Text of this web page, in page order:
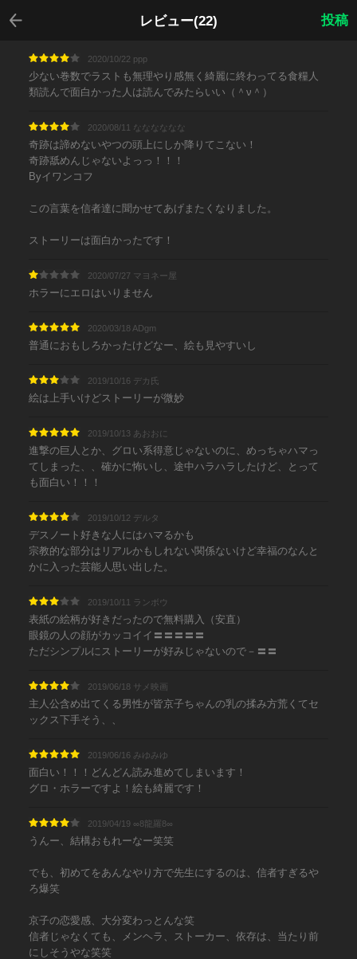
レビュー(22)
戻る
投稿
2020/10/22 ppp
少ない巻数でラストも無理やり感無く綺麗に終わってる食糧人
類読んで面白かった人は読んでみたらいい（＾ν＾）
2020/08/11 なななななな
奇跡は諦めないやつの頭上にしか降りてこない！
奇跡舐めんじゃないよっっ！！！
Byイワンコフ
この言葉を信者達に聞かせてあげまたくなりました。
ストーリーは面白かったです！
2020/07/27 マヨネー屋
ホラーにエロはいりません
2020/03/18 ADgm
普通におもしろかったけどなー、絵も見やすいし
2019/10/16 デカ氏
絵は上手いけどストーリーが微妙
2019/10/13 あおおに
進撃の巨人とか、グロい系得意じゃないのに、めっちゃハマっ
てしまった、、確かに怖いし、途中ハラハラしたけど、とって
も面白い！！！
2019/10/12 デルタ
デスノート好きな人にはハマるかも
宗教的な部分はリアルかもしれない関係ないけど幸福のなんと
かに入った芸能人思い出した。
2019/10/11 ランボウ
表紙の絵柄が好きだったので無料購入（安直）
眼鏡の人の顔がカッコイイ〓〓〓〓〓
ただシンプルにストーリーが好みじゃないので－〓〓
2019/06/18 サメ映画
主人公含め出てくる男性が皆京子ちゃんの乳の揉み方荒くてセ
ックス下手そう、、
2019/06/16 みゆみゆ
面白い！！！どんどん読み進めてしまいます！
グロ・ホラーですよ！絵も綺麗です！
2019/04/19 ∞8龍羅8∞
うんー、結構おもれーなー笑笑
でも、初めてをあんなやり方で先生にするのは、信者すぎるや
ろ爆笑
京子の恋愛感、大分変わっとんな笑
信者じゃなくても、メンヘラ、ストーカー、依存は、当たり前
にしそうやな笑笑